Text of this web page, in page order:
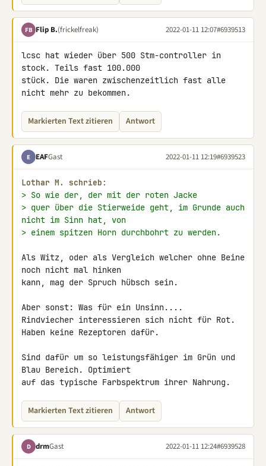
FB Flip B.(frickelfreak) 2022-01-11 12:07#6939513
lcsc hat wieder über 500 Stm-controller in
stock. Teils fast 100.000
stück. Die waren zwischenzeitlich fast alle
nicht mehr zu bekommen.
Markierten Text zitieren Antwort
E EAFGast 2022-01-11 12:19#6939523
Lothar M. schrieb:
> So wie der, der mit der roten Jacke
> quer über die Stierweide geht, im Grunde auch
nicht im Sinn hat, von
> einem spitzen Horn durchbohrt zu werden.
Als Witz, oder als Vergleich welcher ohne Beine
noch nicht mal hinken
kann, mag der Spruch hübsch sein.
Aber sonst: Was für ein Unsinn....
Rindviecher interessieren sich nicht für Rot.
Haben keine Rezeptoren dafür.
Sind dafür um so leistungsfähiger im Grün und
Blau Bereich. Optimiert
auf das typische Farbspektrum ihrer Nahrung.
Markierten Text zitieren Antwort
D drmGast 2022-01-11 12:24#6939528